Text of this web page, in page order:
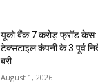
यूको बैंक 7 करोड़ फ्रॉड
टेक्सटाइल कंपनी के 3 पूर्व
बरी
August 1, 2026